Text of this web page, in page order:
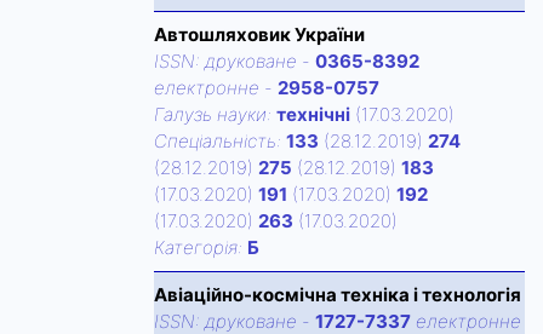
Автошляховик України
ISSN: друковане - 0365-8392
електронне - 2958-0757
Галузь науки: технічні (17.03.2020)
Спецiальнiсть: 133 (28.12.2019) 274
(28.12.2019) 275 (28.12.2019) 183
(17.03.2020) 191 (17.03.2020) 192
(17.03.2020) 263 (17.03.2020)
Категорiя: Б
Авіаційно-космічна техніка і технологія
ISSN: друковане - 1727-7337 електронне